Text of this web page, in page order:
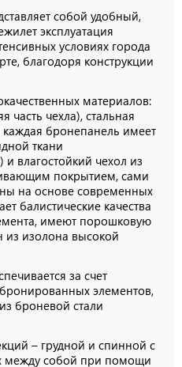
собой удобный,
эксплуатация
условиях города
благодоря конструкции
материалов:
часть чехла), стальная
каждая бронепанель имеет
ткани
влагостойкий чехол из
покрытием, сами
на основе современных
балистические качества
имеют порошковую
из изолона высокой
за счет
элементов,
броневой стали
– грудной и спинной с
между собой при помощи